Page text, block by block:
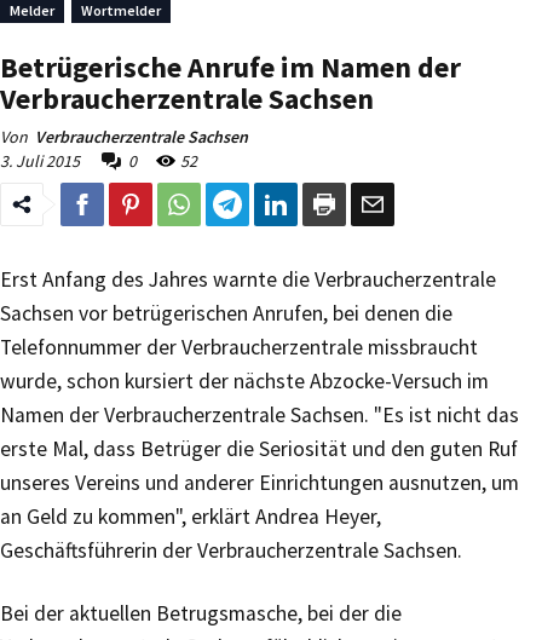
Melder Wortmelder
Betrügerische Anrufe im Namen der
Verbraucherzentrale Sachsen
Von Verbraucherzentrale Sachsen
3. Juli 2015
0 52
Erst Anfang des Jahres warnte die Verbraucherzentrale
Sachsen vor betrügerischen Anrufen, bei denen die
Telefonnummer der Verbraucherzentrale missbraucht
wurde, schon kursiert der nächste Abzocke-Versuch im
Namen der Verbraucherzentrale Sachsen. "Es ist nicht das
erste Mal, dass Betrüger die Seriosität und den guten Ruf
unseres Vereins und anderer Einrichtungen ausnutzen, um
an Geld zu kommen", erklärt Andrea Heyer,
Geschäftsführerin der Verbraucherzentrale Sachsen.
Bei der aktuellen Betrugsmasche, bei der die